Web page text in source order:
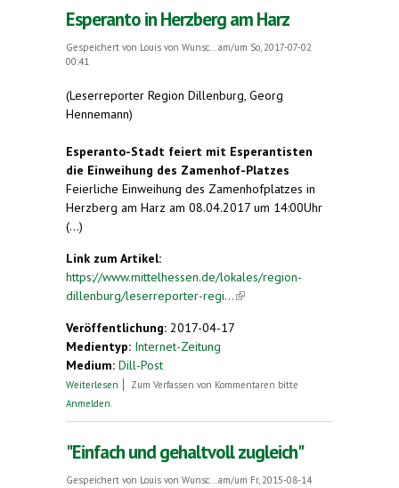
Esperanto in Herzberg am Harz
Gespeichert von Louis von Wunsc...
am/um So, 2017-07-02
00:41
(Leserreporter Region Dillenburg, Georg
Hennemann)
Esperanto-Stadt feiert mit Esperantisten
die Einweihung des Zamenhof-Platzes
Feierliche Einweihung des Zamenhofplatzes in
Herzberg am Harz am 08.04.2017 um 14:00Uhr
(...)
Link zum Artikel:
https://www.mittelhessen.de/lokales/region-
dillenburg/leserreporter-regi...(link is external)
Veröffentlichung: 2017-04-17
Medientyp: Internet-Zeitung
Medium: Dill-Post
Weiterlesen über Esperanto in Herzberg am Harz
Zum Verfassen von Kommentaren bitte
Anmelden
"Einfach und gehaltvoll zugleich"
Gespeichert von Louis von Wunsc...
am/um Fr, 2015-08-14